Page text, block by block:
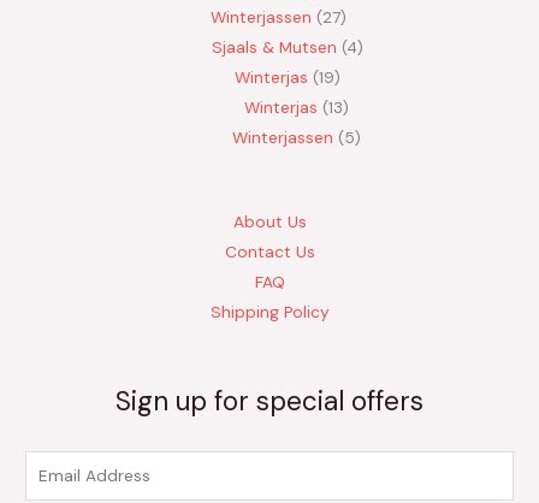
Winterjassen
27
Sjaals & Mutsen 4
Winterjas 19
Winterjas 13
Winterjassen
5
About Us
Contact Us
FAQ
Shipping Policy
Sign up for special offers
m